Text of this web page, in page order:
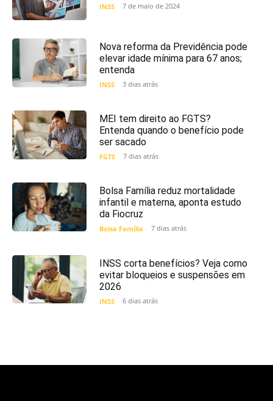
INSS 7 de maio de 2024
Nova reforma da Previdência pode
elevar idade mínima para 67 anos;
entenda
INSS 3 dias atrás
MEI tem direito ao FGTS?
Entenda quando o benefício pode
ser sacado
FGTS 7 dias atrás
Bolsa Família reduz mortalidade
infantil e materna, aponta estudo
da Fiocruz
Bolsa Família 7 dias atrás
INSS corta benefícios? Veja como
evitar bloqueios e suspensões em
2026
INSS 6 dias atrás